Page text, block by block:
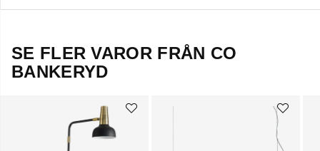
SE FLER VAROR FRÅN CO
BANKERYD